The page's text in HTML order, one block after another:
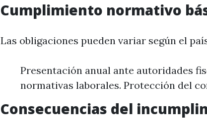
Cumplimiento normativo
Las obligaciones pueden variar según el
Presentación anual ante autoridades
normativas laborales. Protección del
Consecuencias del